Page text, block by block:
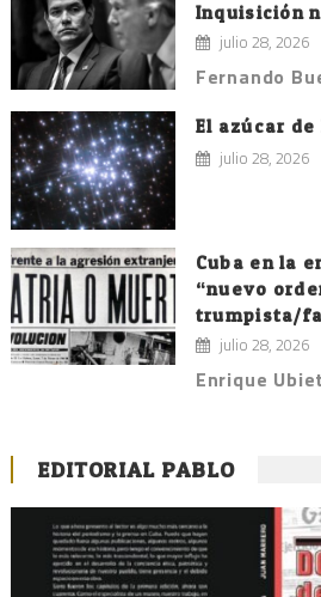
Inquisición
julio 28, 2026
Fernando
El azúcar
julio 28, 2026
Cuba en la
“nuevo
trumpista/
julio 28, 2026
Enrique
EDITORIAL PABLO